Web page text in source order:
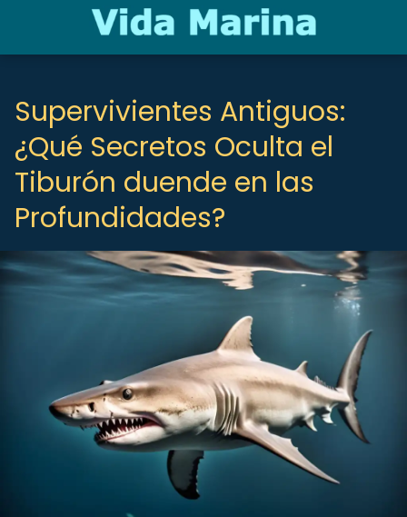
Supervivientes Antiguos:
¿Qué Secretos Oculta el
Tiburón duende en las
Profundidades?